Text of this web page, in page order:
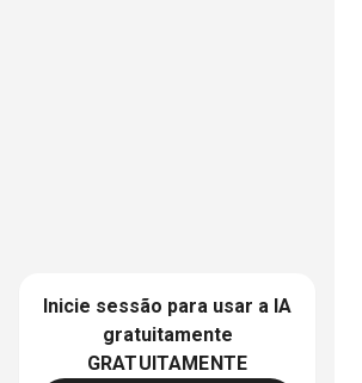
Inicie sessão para usar a IA
gratuitamente
GRATUITAMENTE